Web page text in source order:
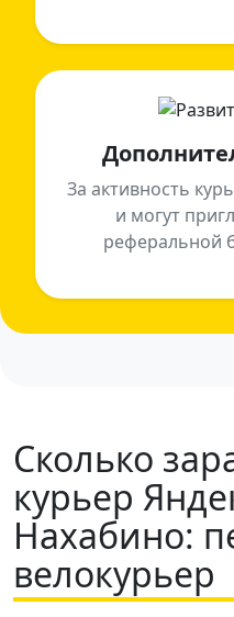
За активность
и могут
реферальной
Сколько
курьер
Нахабино:
велокурьер